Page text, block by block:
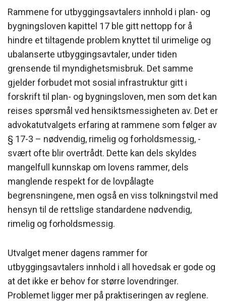
Rammene for utbyggingsavtalers innhold i plan- og
bygningsloven kapittel 17 ble gitt nettopp for å
hindre et tiltagende problem knyttet til urimelige og
ubalanserte utbyggingsavtaler, under tiden
grensende til myndighetsmisbruk. Det samme
gjelder forbudet mot sosial infrastruktur gitt i
forskrift til plan- og bygningsloven, men som det kan
reises spørsmål ved hensiktsmessigheten av. Det er
advokatutvalgets erfaring at rammene som følger av
§ 17-3 – nødvendig, rimelig og forholdsmessig, -
svært ofte blir overtrådt. Dette kan dels skyldes
mangelfull kunnskap om lovens rammer, dels
manglende respekt for de lovpålagte
begrensningene, men også en viss tolkningstvil med
hensyn til de rettslige standardene nødvendig,
rimelig og forholdsmessig.
Utvalget mener dagens rammer for
utbyggingsavtalers innhold i all hovedsak er gode og
at det ikke er behov for større lovendringer.
Problemet ligger mer på praktiseringen av reglene.